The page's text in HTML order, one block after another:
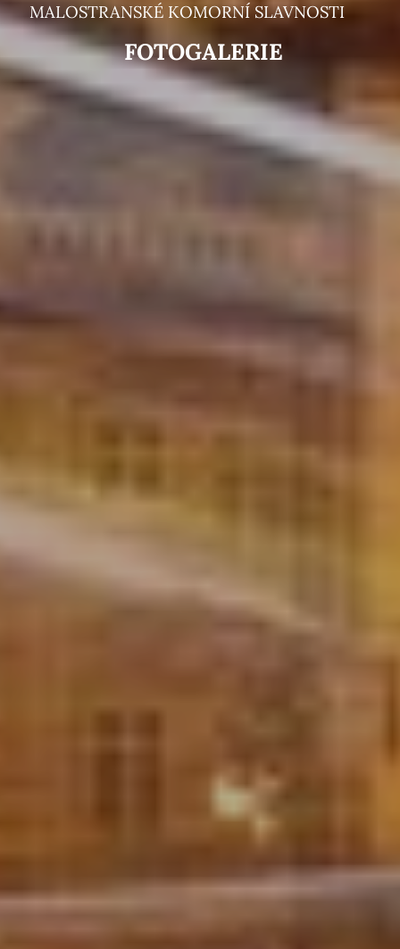
MALOSTRANSKÉ KOMORNÍ SLAVNOSTI
FOTOGALERIE